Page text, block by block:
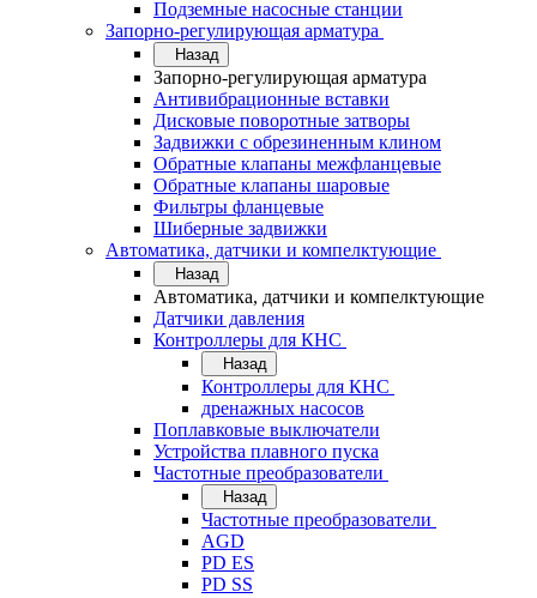
Подземные насосные станции
Запорно-регулирующая арматура
Назад
Запорно-регулирующая арматура
Антивибрационные вставки
Дисковые поворотные затворы
Задвижки с обрезиненным клином
Обратные клапаны межфланцевые
Обратные клапаны шаровые
Фильтры фланцевые
Шиберные задвижки
Автоматика, датчики и компелктующие
Назад
Автоматика, датчики и компелктующие
Датчики давления
Контроллеры для КНС
Назад
Контроллеры для КНС
дренажных насосов
Поплавковые выключатели
Устройства плавного пуска
Частотные преобразователи
Назад
Частотные преобразователи
AGD
PD ES
PD SS